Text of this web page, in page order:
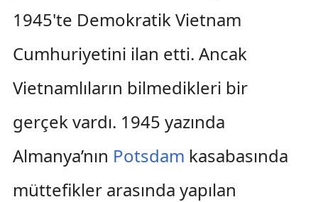
1945'te Demokratik Vietnam
Cumhuriyetini ilan etti. Ancak
Vietnamlıların bilmedikleri bir
gerçek vardı. 1945 yazında
Almanya’nın Potsdam kasabasında
müttefikler arasında yapılan